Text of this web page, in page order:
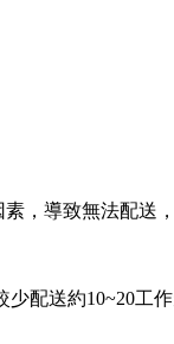
，導致無法配送
配送約10~20工